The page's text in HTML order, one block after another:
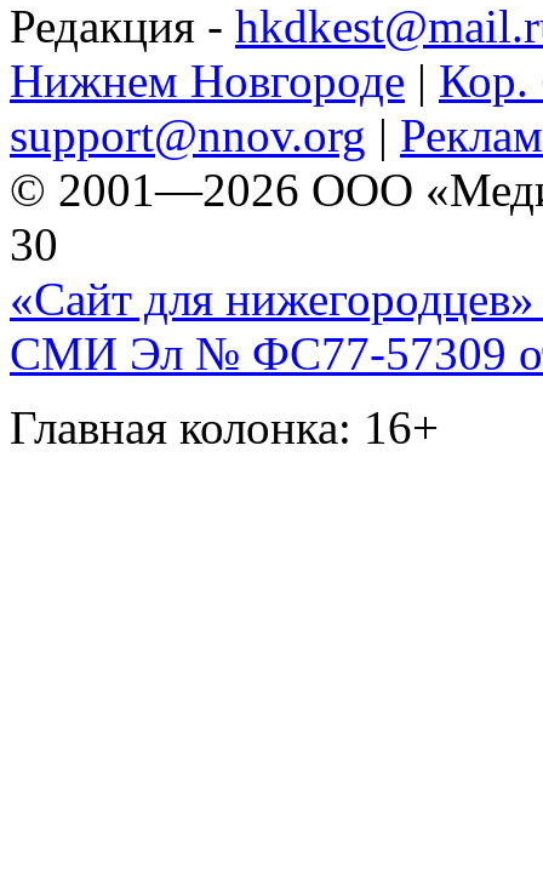
Редакция -
Нижнем Новгороде | Кор.
support@nnov.org |
© 2001—2026 ООО
30
«Сайт для нижегородцев»
СМИ Эл № ФС77-57309
Главная колонка: 16+